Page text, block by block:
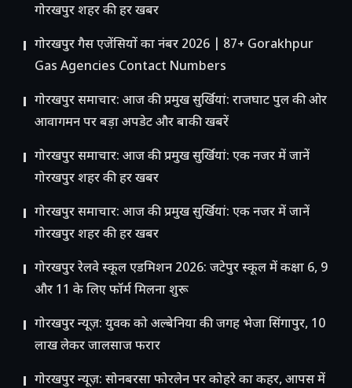
गोरखपुर शहर की हर खबर
गोरखपुर गैस एजेंसियों का नंबर 2026 | 87+ Gorakhpur
Gas Agencies Contact Numbers
गोरखपुर समाचार: आज की प्रमुख सुर्खियां: राजघाट पुल की ओर
आवागमन पर बड़ा अपडेट और बाकी खबरें
गोरखपुर समाचार: आज की प्रमुख सुर्खियां: एक नजर में जानें
गोरखपुर शहर की हर खबर
गोरखपुर समाचार: आज की प्रमुख सुर्खियां: एक नजर में जानें
गोरखपुर शहर की हर खबर
गोरखपुर रेलवे स्कूल एडमिशन 2026: जटेपुर स्कूल में कक्षा 6, 9
और 11 के लिए फॉर्म मिलना शुरू
गोरखपुर न्यूज़: युवक को अल्बेनिया की जगह भेजा सिंगापुर, 10
लाख लेकर जालसाज फरार
गोरखपुर न्यूज़: सोनबरसा फोरलेन पर कोहरे का कहर, आपस में